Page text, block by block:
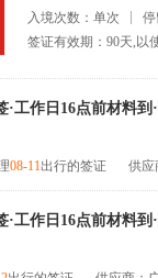
入境次数：单次
签证有效期：90天,以
·工作日16点前材料到
08-11出行的签证 供应
·工作日16点前材料到